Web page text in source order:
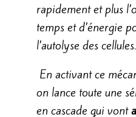
rapidement et plus
temps et d’énergie
l’autolyse des cellules.
En activant ce
on lance toute une
en cascade qui vont